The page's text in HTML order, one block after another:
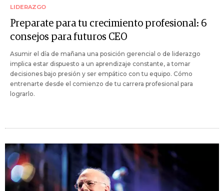
LIDERAZGO
Preparate para tu crecimiento profesional: 6
consejos para futuros CEO
Asumir el día de mañana una posición gerencial o de liderazgo
implica estar dispuesto a un aprendizaje constante, a tomar
decisiones bajo presión y ser empático con tu equipo. Cómo
entrenarte desde el comienzo de tu carrera profesional para
lograrlo.